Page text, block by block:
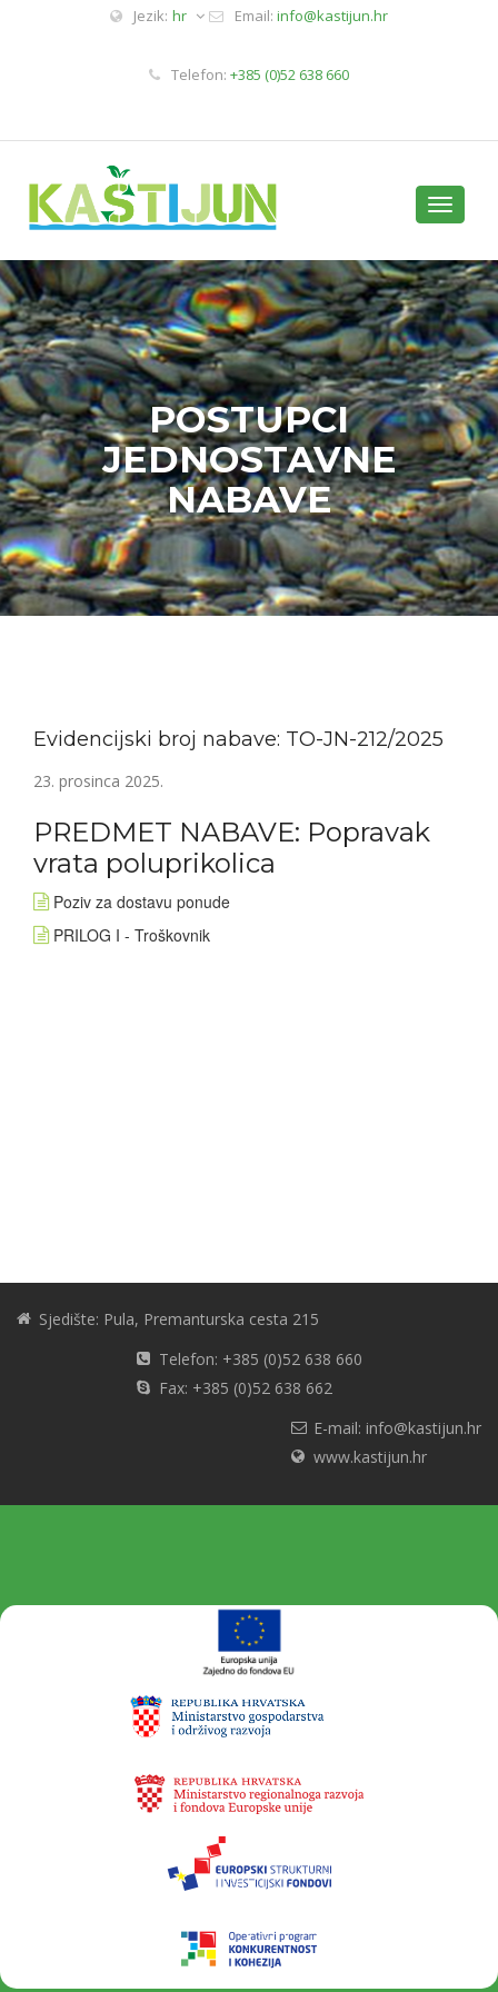
Jezik: hr Email: info@kastijun.hr
Telefon: +385 (0)52 638 660
Toggle
POSTUPCI
JEDNOSTAVNE
NABAVE
Evidencijski broj nabave: TO-JN-212/2025
23. prosinca 2025.
PREDMET NABAVE: Popravak
vrata poluprikolica
Poziv za dostavu ponude
PRILOG I - Troškovnik
Sjedište: Pula, Premanturska cesta 215
Telefon: +385 (0)52 638 660
Fax: +385 (0)52 638 662
E-mail: info@kastijun.hr
www.kastijun.hr